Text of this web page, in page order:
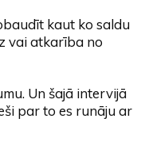
kaut ko saldu
vai atkarība no
Un šajā intervijā
par to es runāju ar